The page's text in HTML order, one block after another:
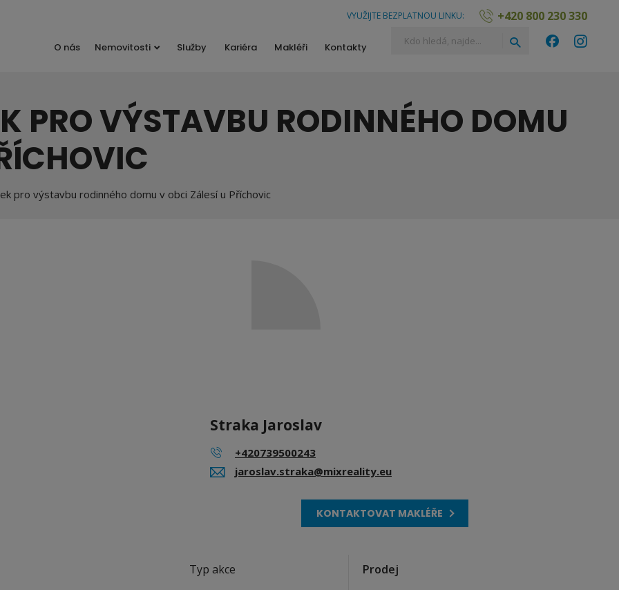
VYUŽIJTE BEZPLATNOU LINKU: +420 800 230 330
O nás Nemovitosti Služby Kariéra Makléři Kontakty
Vyhledávání Hledat
PRO VÝSTAVBU RODINNÉHO DOMU
pro výstavbu rodinného domu v obci Zálesí u Příchovic
Straka Jaroslav
+420739500243
jaroslav.straka@mixreality.eu
KONTAKTOVAT MAKLÉŘE
Typ akce
Prodej